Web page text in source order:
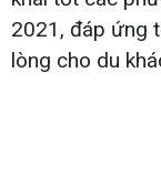
2021, đáp ứng
lòng cho du